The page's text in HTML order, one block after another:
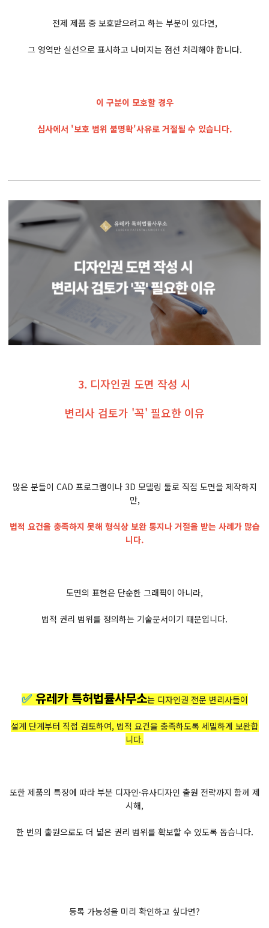
전제 제품 중 보호받으려고 하는 부분이 있다면,
그 영역만 실선으로 표시하고 나머지는 점선 처리해야 합니다.
이 구분이 모호할 경우
심사에서 '보호 범위 불명확'사유로 거절될 수 있습니다.
3. 디자인권 도면 작성 시
변리사 검토가 '꼭' 필요한 이유
많은 분들이 CAD 프로그램이나 3D 모델링 툴로 직접 도면을 제작하지
만,
법적 요건을 충족하지 못해 형식상 보완 통지나 거절을 받는 사례가 많습
니다.
도면의 표현은 단순한 그래픽이 아니라,
법적 권리 범위를 정의하는 기술문서이기 때문입니다.
✅ 유레카 특허법률사무소는 디자인권 전문 변리사들이
설계 단계부터 직접 검토하여, 법적 요건을 충족하도록 세밀하게 보완합
니다.
또한 제품의 특징에 따라 부분 디자인·유사디자인 출원 전략까지 함께 제
시해,
한 번의 출원으로도 더 넓은 권리 범위를 확보할 수 있도록 돕습니다.
등록 가능성을 미리 확인하고 싶다면?